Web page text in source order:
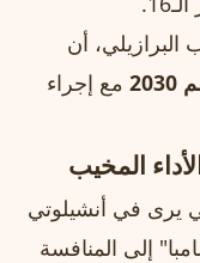
أن
مع إجراء
المخيب
يرى في أنشيلوتي
إلى المنافسة